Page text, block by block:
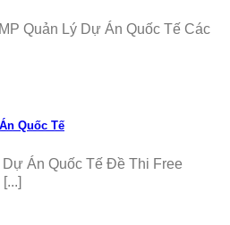
Quản Lý Dự Án Quốc Tế Các
Quốc Tế
Án Quốc Tế Đề Thi Free